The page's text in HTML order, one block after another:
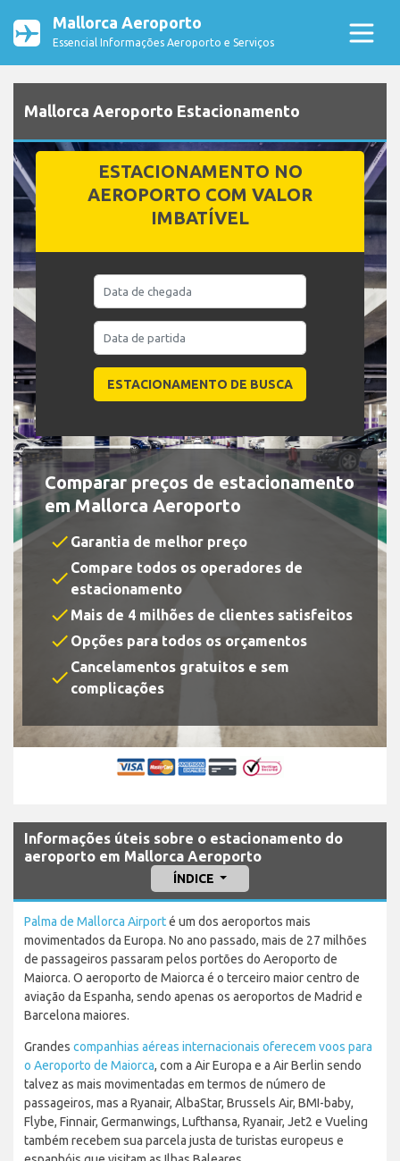
Mallorca Aeroporto
Essencial Informações Aeroporto e Serviços
Mallorca Aeroporto Estacionamento
ESTACIONAMENTO NO
AEROPORTO COM VALOR
IMBATÍVEL
Comparar preços de estacionamento
em Mallorca Aeroporto
check Garantia de melhor preço
check Compare todos os operadores de
estacionamento
check Mais de 4 milhões de clientes satisfeitos
check Opções para todos os orçamentos
check Cancelamentos gratuitos e sem
complicações
Informações úteis sobre o estacionamento do
aeroporto em Mallorca Aeroporto
ÍNDICE
Palma de Mallorca Airporté um dos aeroportos mais
movimentados da Europa. No ano passado, mais de 27 milhões
de passageiros passaram pelos portões do Aeroporto de
Maiorca. O aeroporto de Maiorca é o terceiro maior centro de
aviação da Espanha, sendo apenas os aeroportos de Madrid e
Barcelona maiores.
Grandes companhias aéreas internacionais oferecem voos para
o Aeroporto de Maiorca, com a Air Europa e a Air Berlin sendo
talvez as mais movimentadas em termos de número de
passageiros, mas a Ryanair, AlbaStar, Brussels Air, BMI-baby,
Flybe, Finnair, Germanwings, Lufthansa, Ryanair, Jet2 e Vueling
também recebem sua parcela justa de turistas europeus e